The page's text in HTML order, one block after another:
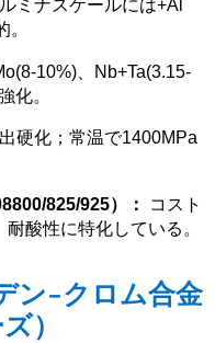
ミナスケールには+Al
10%)、Nb+Ta(3.15-
化。
硬化；常温で1400MPa
825/925）：
コスト
酸性に特化している。
ン-クロム合金
）